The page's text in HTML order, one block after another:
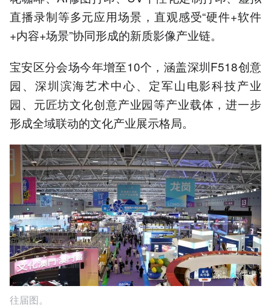
直播录制等多元应用场景，直观感受“硬件+软件
+内容+场景”协同形成的新质影像产业链。
宝安区分会场今年增至10个，涵盖深圳F518创意
园、深圳滨海艺术中心、定军山电影科技产业
园、元匠坊文化创意产业园等产业载体，进一步
形成全域联动的文化产业展示格局。
往届图。